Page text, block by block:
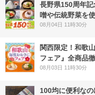
長野県150周年
噌や伝統野菜を
08月04日 11時30分
関西限定！和歌
フェア』全商品
08月03日 11時30分
100均に便利な